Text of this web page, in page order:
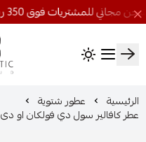
الرئيسية عطور شتوية
عطر كافالير سول دي فولكان او دى